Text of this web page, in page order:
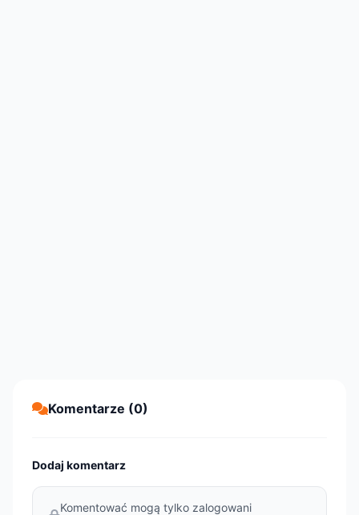
Komentarze (0)
Dodaj komentarz
Komentować mogą tylko zalogowani